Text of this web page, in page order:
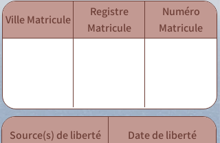
Ville Matricule
Registre
Matricule
Numéro
Matricule
Source(s) de liberté Date de liberté